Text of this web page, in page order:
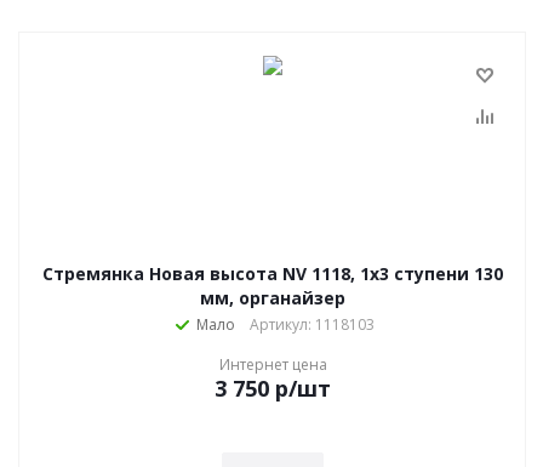
Стремянка Новая высота NV 1118, 1х3 ступени 130
мм, органайзер
Мало
Артикул: 1118103
Интернет цена
3 750 р/шт